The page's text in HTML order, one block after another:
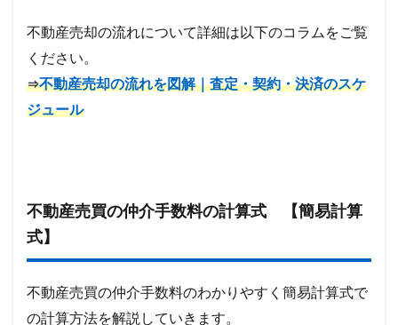
不動産売却の流れについて詳細は以下のコラムをご覧
ください。
⇒不動産売却の流れを図解｜査定・契約・決済のスケ
ジュール
不動産売買の仲介手数料の計算式 【簡易計算
式】
不動産売買の仲介手数料のわかりやすく簡易計算式で
の計算方法を解説していきます。